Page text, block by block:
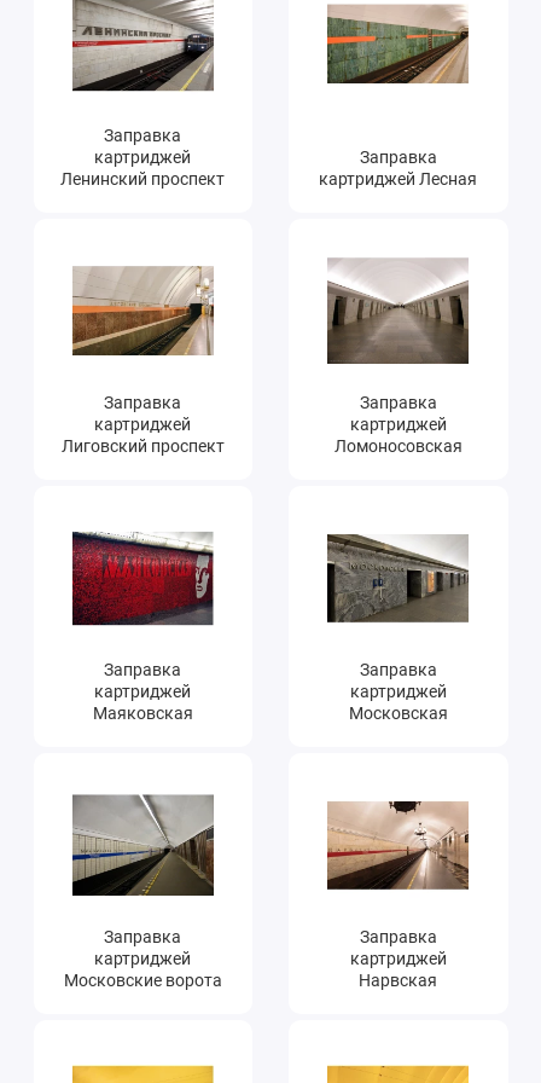
Заправка
картриджей
Ленинский проспект
Заправка
картриджей Лесная
Заправка
картриджей
Лиговский проспект
Заправка
картриджей
Ломоносовская
Заправка
картриджей
Маяковская
Заправка
картриджей
Московская
Заправка
картриджей
Московские ворота
Заправка
картриджей
Нарвская